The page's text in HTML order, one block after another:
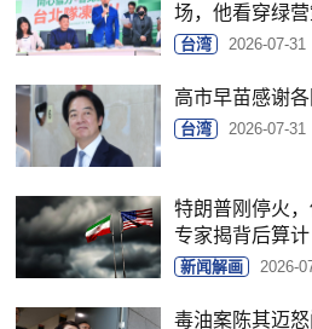
场，他看穿绿
台湾 2026-07-31
高市早苗感谢
台湾 2026-07-31
特朗普刚停火
专家揭背后算计
新闻解画 2026-
毒油案陈其迈